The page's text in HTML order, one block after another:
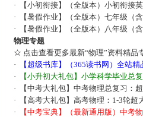
·
【小初衔接】（全版本）小初衔接
·
【暑假作业】（全版本）七年级（
·
【暑假作业】（全版本）八年级（
物理专题
☆ 点击查看更多最新“物理”资料精品
·
【超级书库】（365读书网）全站
·
【小升初大礼包】小学科学毕业总
·
【中考大礼包】中考物理总复习：
·
【高考大礼包】高考物理：1-3轮
·
【中考宝典】（最新通用版）中考